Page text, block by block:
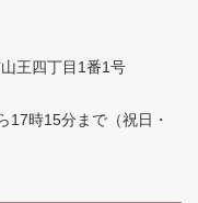
王四丁目1番1号
17時15分まで （祝日・